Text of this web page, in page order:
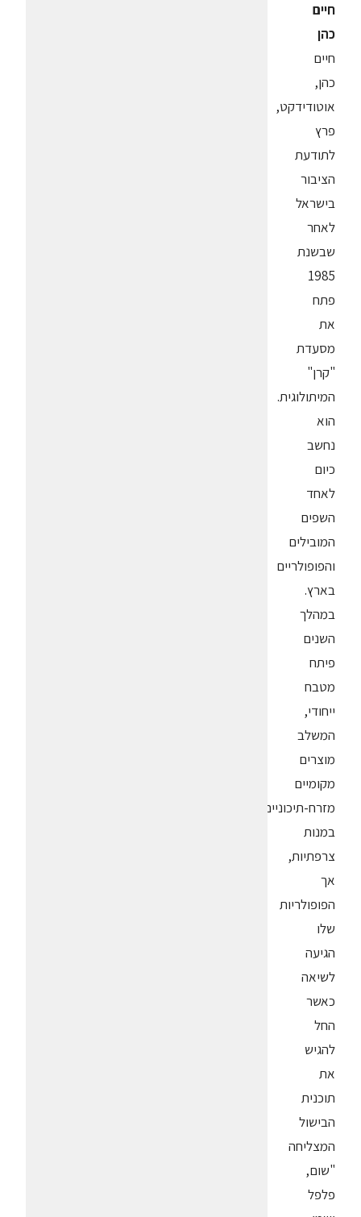
חיים
כהן
חיים
כהן,
אוטודידקט,
פרץ
לתודעת
הציבור
בישראל
לאחר
שבשנת
1985
פתח
את
מסעדת
"קרן"
המיתולוגית.
הוא
נחשב
כיום
לאחד
השפים
המובילים
והפופולריים
בארץ.
במהלך
השנים
פיתח
מטבח
ייחודי,
המשלב
מוצרים
מקומיים
מזרח-תיכוניים
במנות
צרפתיות,
אך
הפופולריות
שלו
הגיעה
לשיאה
כאשר
החל
להגיש
את
תוכנית
הבישול
המצליחה
"שום,
פלפל